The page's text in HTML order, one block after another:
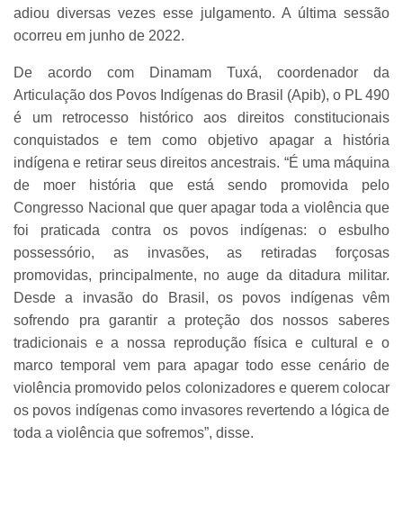
adiou diversas vezes esse julgamento. A última sessão
ocorreu em junho de 2022.
De acordo com Dinamam Tuxá, coordenador da
Articulação dos Povos Indígenas do Brasil (Apib), o PL 490
é um retrocesso histórico aos direitos constitucionais
conquistados e tem como objetivo apagar a história
indígena e retirar seus direitos ancestrais. “É uma máquina
de moer história que está sendo promovida pelo
Congresso Nacional que quer apagar toda a violência que
foi praticada contra os povos indígenas: o esbulho
possessório, as invasões, as retiradas forçosas
promovidas, principalmente, no auge da ditadura militar.
Desde a invasão do Brasil, os povos indígenas vêm
sofrendo pra garantir a proteção dos nossos saberes
tradicionais e a nossa reprodução física e cultural e o
marco temporal vem para apagar todo esse cenário de
violência promovido pelos colonizadores e querem colocar
os povos indígenas como invasores revertendo a lógica de
toda a violência que sofremos”, disse.